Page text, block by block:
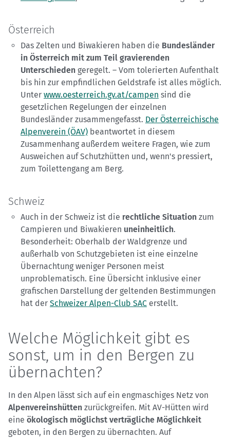
Österreich
Das Zelten und Biwakieren haben die Bundesländer
in Österreich mit zum Teil gravierenden
Unterschieden geregelt. – Vom tolerierten Aufenthalt
bis hin zur empfindlichen Geldstrafe ist alles möglich.
Unter www.oesterreich.gv.at/campen sind die
gesetzlichen Regelungen der einzelnen
Bundesländer zusammengefasst. Der Österreichische
Alpenverein (ÖAV) beantwortet in diesem
Zusammenhang außerdem weitere Fragen, wie zum
Ausweichen auf Schutzhütten und, wenn's pressiert,
zum Toilettengang am Berg.
Schweiz
Auch in der Schweiz ist die rechtliche Situation zum
Campieren und Biwakieren uneinheitlich.
Besonderheit: Oberhalb der Waldgrenze und
außerhalb von Schutzgebieten ist eine einzelne
Übernachtung weniger Personen meist
unproblematisch. Eine Übersicht inklusive einer
grafischen Darstellung der geltenden Bestimmungen
hat der Schweizer Alpen-Club SAC erstellt.
Welche Möglichkeit gibt es
sonst, um in den Bergen zu
übernachten?
In den Alpen lässt sich auf ein engmaschiges Netz von
Alpenvereinshütten zurückgreifen. Mit AV-Hütten wird
eine ökologisch möglichst verträgliche Möglichkeit
geboten, in den Bergen zu übernachten. Auf